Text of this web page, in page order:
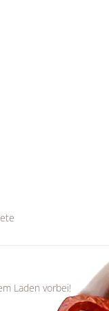
Laden vorbei!